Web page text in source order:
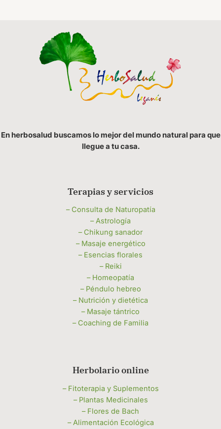
En herbosalud buscamos lo mejor del mundo natural para que
llegue a tu casa.
Terapias y servicios
– Consulta de Naturopatía
– Astrología
– Chikung sanador
– Masaje energético
– Esencias florales
– Reiki
– Homeopatía
– Péndulo hebreo
– Nutrición y dietética
– Masaje tántrico
– Coaching de Familia
Herbolario online
– Fitoterapia y Suplementos
– Plantas Medicinales
– Flores de Bach
– Alimentación Ecológica